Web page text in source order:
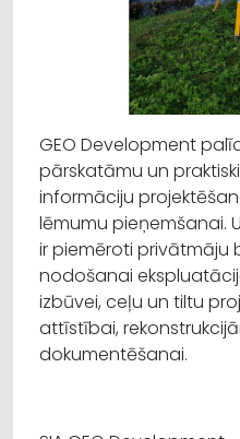
GEO Development
pārskatāmu un
informāciju
lēmumu pieņemšanai.
ir piemēroti privātmāju
nodošanai
izbūvei, ceļu un tiltu
attīstībai,
dokumentēšanai.